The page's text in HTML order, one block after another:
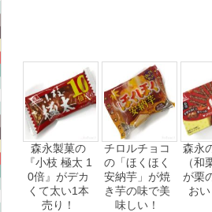
森永製菓の
『小枝 極太 1
0倍』がデカ
くて太い1本
売り！
チロルチョコ
の「ほくほく
安納芋」が焼
き芋の味で美
味しい！
森永
（和
が栗
おい